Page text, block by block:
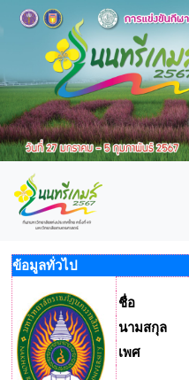
ข้อมูลทั่วไป
ชื่อ
นามสกุล
เพศ